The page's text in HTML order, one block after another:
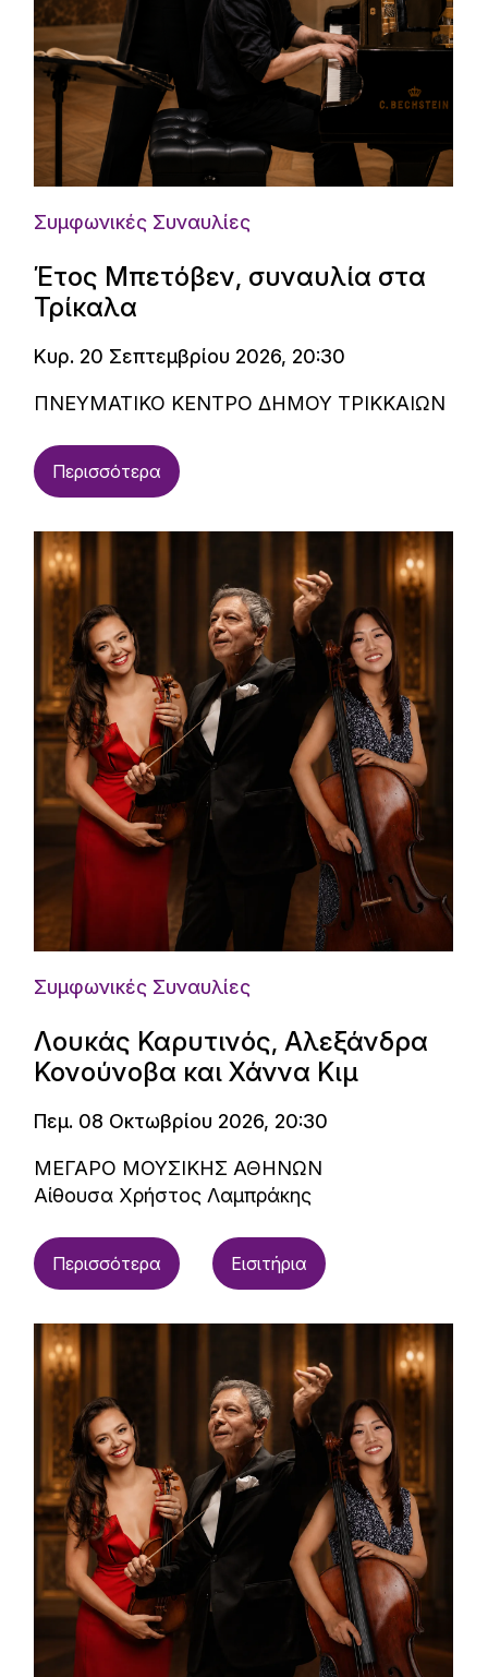
Συμφωνικές Συναυλίες
Έτος Μπετόβεν, συναυλία στα
Τρίκαλα
Κυρ. 20 Σεπτεμβρίου 2026, 20:30
ΠΝΕΥΜΑΤΙΚΟ ΚΕΝΤΡΟ ΔΗΜΟΥ ΤΡΙΚΚΑΙΩΝ
Περισσότερα
Συμφωνικές Συναυλίες
Λουκάς Καρυτινός, Αλεξάνδρα
Κονούνοβα και Χάννα Κιμ
Πεμ. 08 Οκτωβρίου 2026, 20:30
ΜΕΓΑΡΟ ΜΟΥΣΙΚΗΣ ΑΘΗΝΩΝ
Αίθουσα Χρήστος Λαμπράκης
Περισσότερα Εισιτήρια